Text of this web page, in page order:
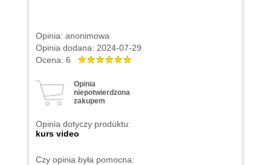
Opinia: anonimowa
Opinia dodana: 2024-07-29
Ocena: 6
Opinia
niepotwierdzona
zakupem
Opinia dotyczy produktu:
kurs video
Czy opinia była pomocna: